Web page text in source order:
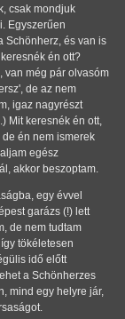
csak mondjuk
Egyszerűen
Schönherz, és van is
én ott?
van még pár olvasóm
de az nem
igaz nagyrészt
Mit keresnék én ott,
én nem ismerek
egész
akkor beszoptam.
egy évvel
garázs (!) lett
de nem tudtam
tökéletesen
idő előtt
a Schönherzes
mind egy helyre jár,